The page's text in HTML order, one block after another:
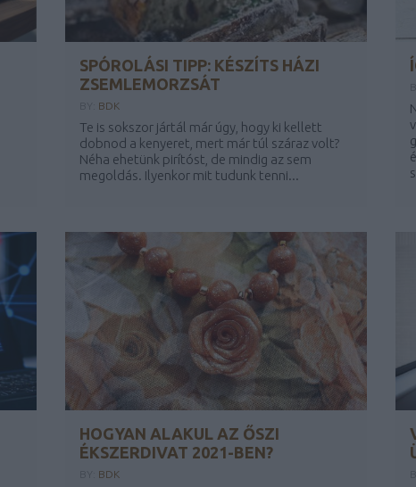
SPÓROLÁSI TIPP: KÉSZÍTS HÁZI
ZSEMLEMORZSÁT
BDK
Te is sokszor jártál már úgy, hogy ki kellett
dobnod a kenyeret, mert már túl száraz volt?
Néha ehetünk pirítóst, de mindig az sem
megoldás. Ilyenkor mit tudunk tenni...
HOGYAN ALAKUL AZ ŐSZI
ÉKSZERDIVAT 2021-BEN?
BDK